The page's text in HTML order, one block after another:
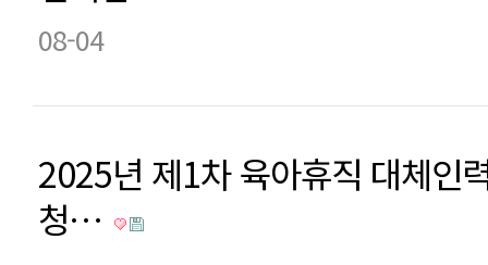
08-04
2025년 제1차 육아휴직 대체인
청…